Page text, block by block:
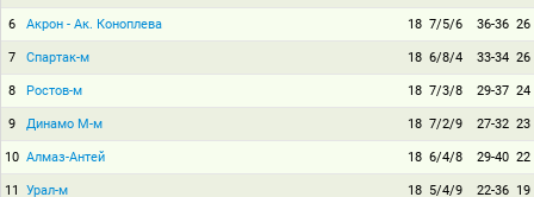
6 Акрон - Ак. Коноплева 18 7/5/6 36-36 26
7 Спартак-м 18 6/8/4 33-34 26
8 Ростов-м 18 7/3/8 29-37 24
9 Динамо М-м 18 7/2/9 27-32 23
10 Алмаз-Антей 18 6/4/8 29-40 22
11 Урал-м 18 5/4/9 22-36 19